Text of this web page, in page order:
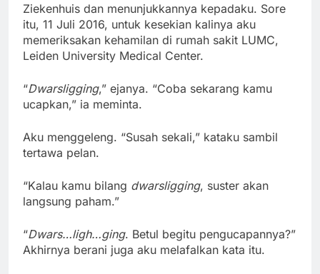
Ziekenhuis dan menunjukkannya kepadaku. Sore
itu, 11 Juli 2016, untuk kesekian kalinya aku
memeriksakan kehamilan di rumah sakit LUMC,
Leiden University Medical Center.
“Dwarsligging,” ejanya. “Coba sekarang kamu
ucapkan,” ia meminta.
Aku menggeleng. “Susah sekali,” kataku sambil
tertawa pelan.
“Kalau kamu bilang dwarsligging, suster akan
langsung paham.”
“Dwars…ligh…ging. Betul begitu pengucapannya?”
Akhirnya berani juga aku melafalkan kata itu.